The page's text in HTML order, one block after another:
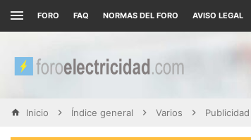
FORO FAQ NORMAS DEL FORO AVISO LEGAL
Inicio Índice general Varios Publicidad